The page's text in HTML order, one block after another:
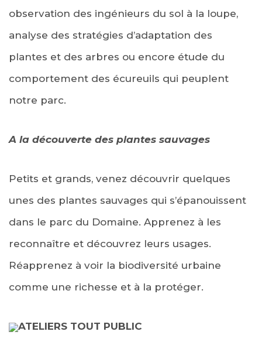
observation des ingénieurs du sol à la loupe,
analyse des stratégies d’adaptation des
plantes et des arbres ou encore étude du
comportement des écureuils qui peuplent
notre parc.
A la découverte des plantes sauvages
Petits et grands, venez découvrir quelques
unes des plantes sauvages qui s’épanouissent
dans le parc du Domaine. Apprenez à les
reconnaître et découvrez leurs usages.
Réapprenez à voir la biodiversité urbaine
comme une richesse et à la protéger.
ATELIERS TOUT PUBLIC